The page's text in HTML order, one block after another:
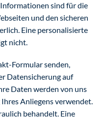
Informationen sind für die
und den sicheren
Eine personalisierte
nicht.
Formular senden,
Datensicherung auf
Daten werden von uns
Anliegens verwendet.
behandelt. Eine